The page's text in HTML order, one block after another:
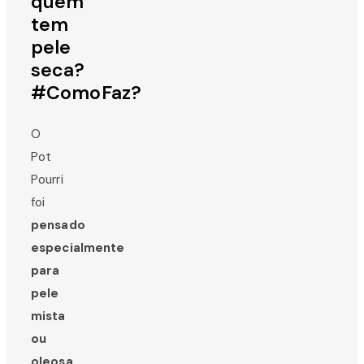
tem
pele
seca?
#ComoFaz?
O
Pot
Pourri
foi
pensado
especialmente
para
pele
mista
ou